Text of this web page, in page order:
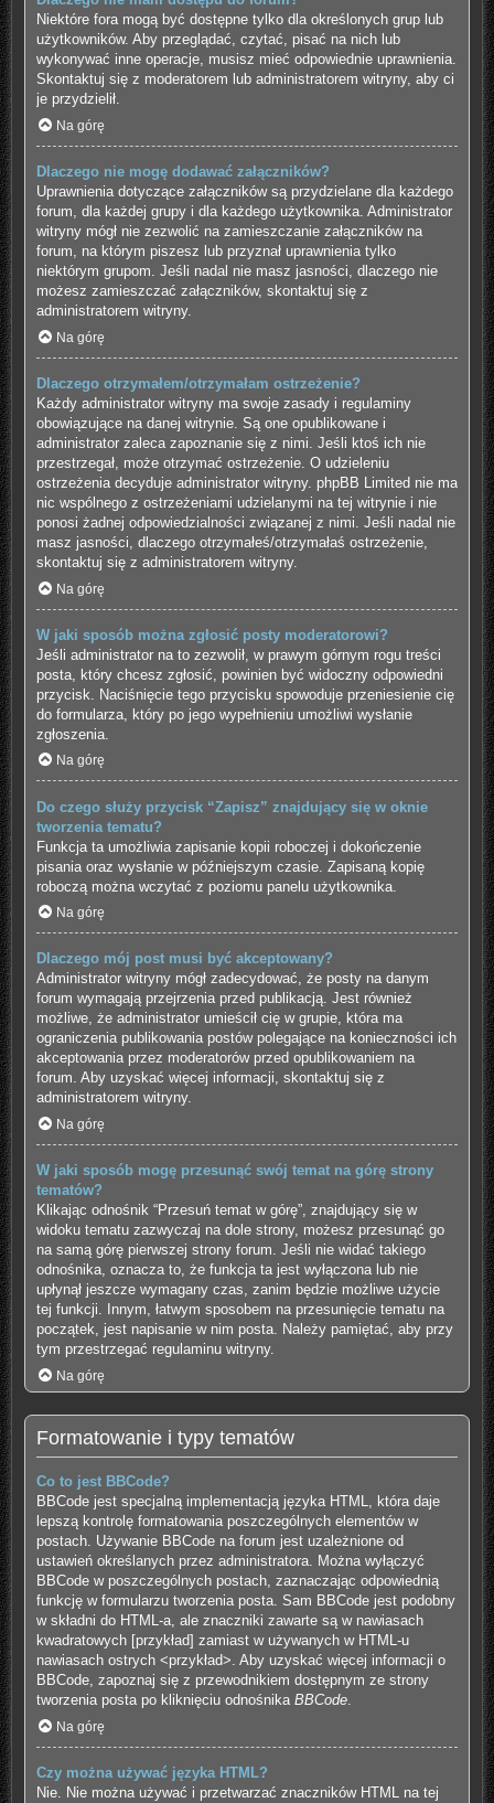
Niektóre fora mogą być dostępne tylko dla określonych grup lub
użytkowników. Aby przeglądać, czytać, pisać na nich lub
wykonywać inne operacje, musisz mieć odpowiednie uprawnienia.
Skontaktuj się z moderatorem lub administratorem witryny, aby ci
je przydzielił.
Na górę
Dlaczego nie mogę dodawać załączników?
Uprawnienia dotyczące załączników są przydzielane dla każdego
forum, dla każdej grupy i dla każdego użytkownika. Administrator
witryny mógł nie zezwolić na zamieszczanie załączników na
forum, na którym piszesz lub przyznał uprawnienia tylko
niektórym grupom. Jeśli nadal nie masz jasności, dlaczego nie
możesz zamieszczać załączników, skontaktuj się z
administratorem witryny.
Na górę
Dlaczego otrzymałem/otrzymałam ostrzeżenie?
Każdy administrator witryny ma swoje zasady i regulaminy
obowiązujące na danej witrynie. Są one opublikowane i
administrator zaleca zapoznanie się z nimi. Jeśli ktoś ich nie
przestrzegał, może otrzymać ostrzeżenie. O udzieleniu
ostrzeżenia decyduje administrator witryny. phpBB Limited nie ma
nic wspólnego z ostrzeżeniami udzielanymi na tej witrynie i nie
ponosi żadnej odpowiedzialności związanej z nimi. Jeśli nadal nie
masz jasności, dlaczego otrzymałeś/otrzymałaś ostrzeżenie,
skontaktuj się z administratorem witryny.
Na górę
W jaki sposób można zgłosić posty moderatorowi?
Jeśli administrator na to zezwolił, w prawym górnym rogu treści
posta, który chcesz zgłosić, powinien być widoczny odpowiedni
przycisk. Naciśnięcie tego przycisku spowoduje przeniesienie cię
do formularza, który po jego wypełnieniu umożliwi wysłanie
zgłoszenia.
Na górę
Do czego służy przycisk “Zapisz” znajdujący się w oknie
tworzenia tematu?
Funkcja ta umożliwia zapisanie kopii roboczej i dokończenie
pisania oraz wysłanie w późniejszym czasie. Zapisaną kopię
roboczą można wczytać z poziomu panelu użytkownika.
Na górę
Dlaczego mój post musi być akceptowany?
Administrator witryny mógł zadecydować, że posty na danym
forum wymagają przejrzenia przed publikacją. Jest również
możliwe, że administrator umieścił cię w grupie, która ma
ograniczenia publikowania postów polegające na konieczności ich
akceptowania przez moderatorów przed opublikowaniem na
forum. Aby uzyskać więcej informacji, skontaktuj się z
administratorem witryny.
Na górę
W jaki sposób mogę przesunąć swój temat na górę strony
tematów?
Klikając odnośnik “Przesuń temat w górę”, znajdujący się w
widoku tematu zazwyczaj na dole strony, możesz przesunąć go
na samą górę pierwszej strony forum. Jeśli nie widać takiego
odnośnika, oznacza to, że funkcja ta jest wyłączona lub nie
upłynął jeszcze wymagany czas, zanim będzie możliwe użycie
tej funkcji. Innym, łatwym sposobem na przesunięcie tematu na
początek, jest napisanie w nim posta. Należy pamiętać, aby przy
tym przestrzegać regulaminu witryny.
Na górę
Formatowanie i typy tematów
Co to jest BBCode?
BBCode jest specjalną implementacją języka HTML, która daje
lepszą kontrolę formatowania poszczególnych elementów w
postach. Używanie BBCode na forum jest uzależnione od
ustawień określanych przez administratora. Można wyłączyć
BBCode w poszczególnych postach, zaznaczając odpowiednią
funkcję w formularzu tworzenia posta. Sam BBCode jest podobny
w składni do HTML-a, ale znaczniki zawarte są w nawiasach
kwadratowych [przykład] zamiast w używanych w HTML-u
nawiasach ostrych <przykład>. Aby uzyskać więcej informacji o
BBCode, zapoznaj się z przewodnikiem dostępnym ze strony
tworzenia posta po kliknięciu odnośnika BBCode.
Na górę
Czy można używać języka HTML?
Nie. Nie można używać i przetwarzać znaczników HTML na tej